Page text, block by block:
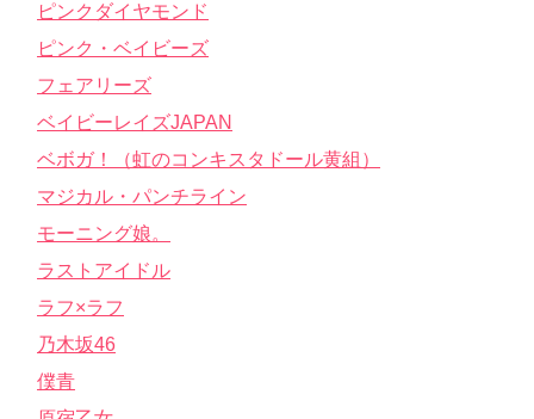
ピンクダイヤモンド
ピンク・ベイビーズ
フェアリーズ
ベイビーレイズJAPAN
ベボガ！（虹のコンキスタドール黄組）
マジカル・パンチライン
モーニング娘。
ラストアイドル
ラフ×ラフ
乃木坂46
僕青